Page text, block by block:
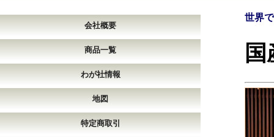
会社概要
商品一覧
わが社情報
地図
特定商取引
世界